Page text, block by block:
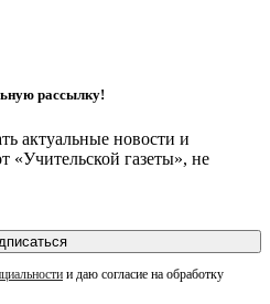
рассылку!
актуальные новости и
«Учительской газеты», не
и даю согласие на обработку